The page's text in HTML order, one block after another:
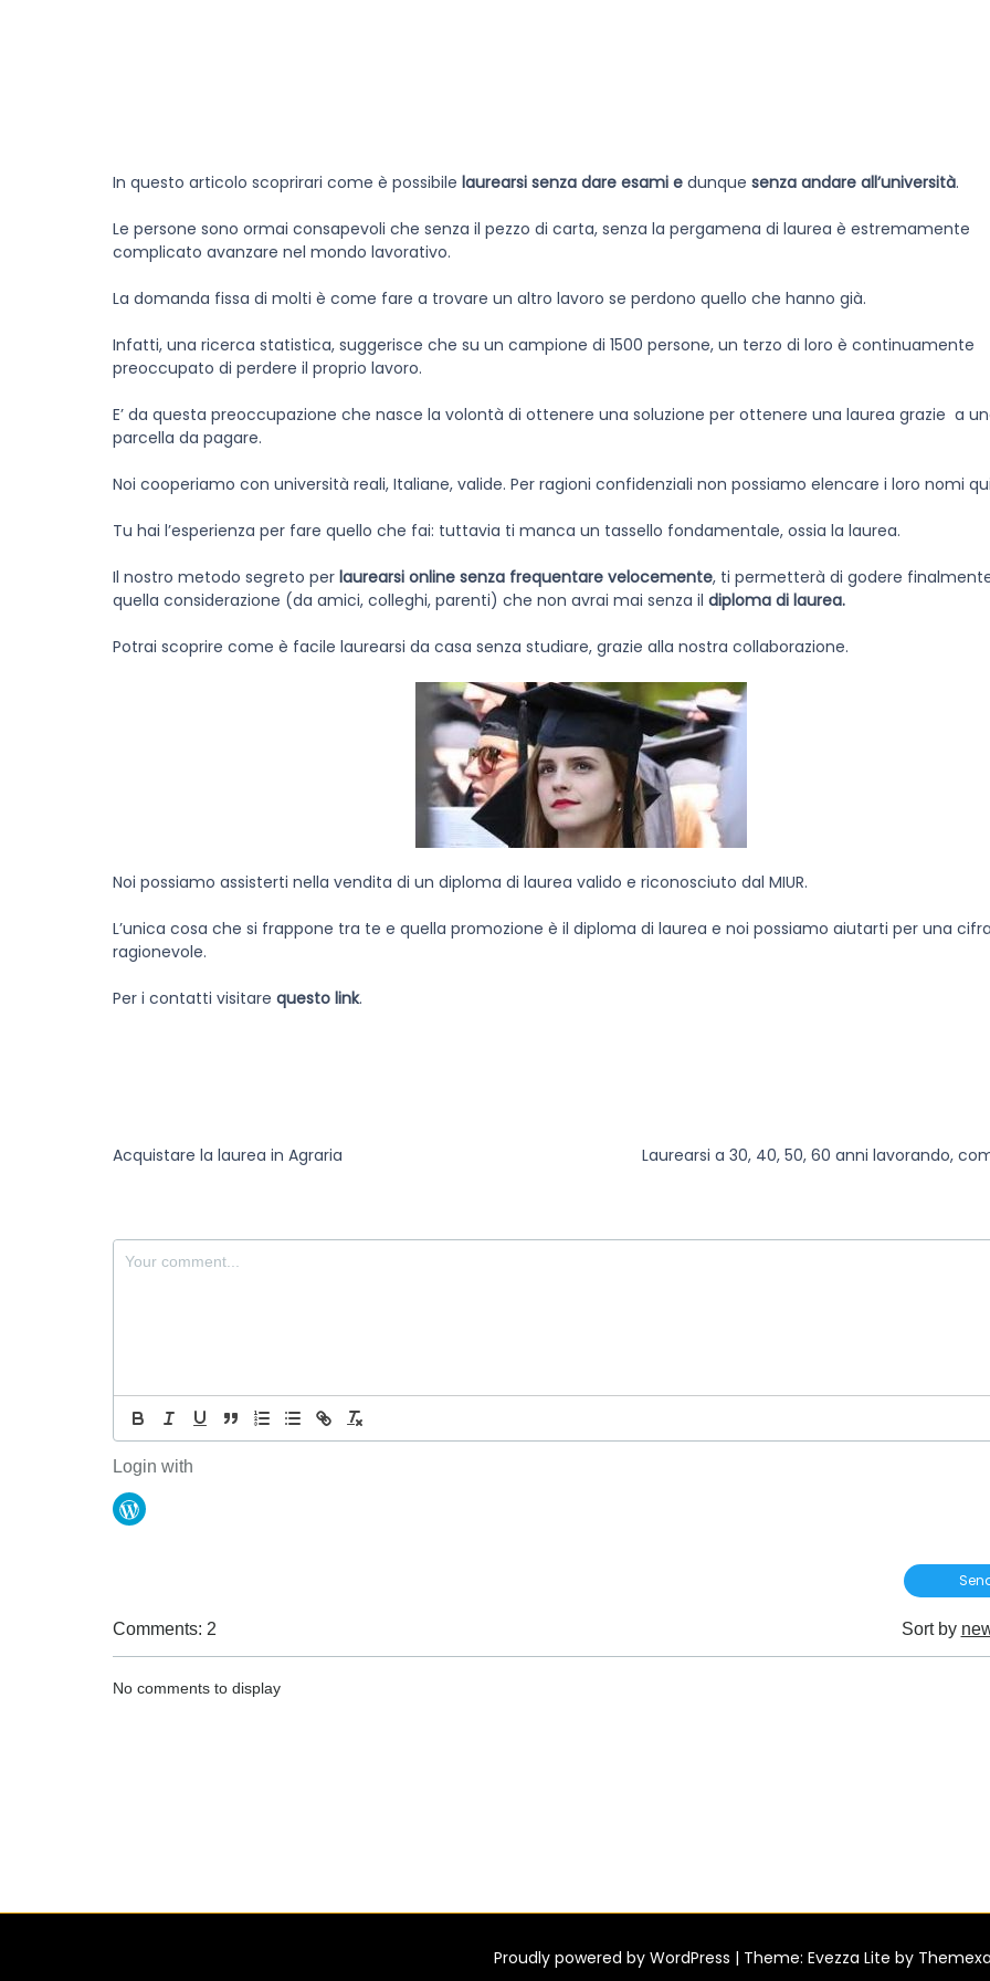
In questo articolo scoprirari come è possibile laurearsi senza dare esami e dunque senza andare all’università.
Le persone sono ormai consapevoli che senza il pezzo di carta, senza la pergamena di laurea è estremamente
complicato avanzare nel mondo lavorativo.
La domanda fissa di molti è come fare a trovare un altro lavoro se perdono quello che hanno già.
Infatti, una ricerca statistica, suggerisce che su un campione di 1500 persone, un terzo di loro è continuamente
preoccupato di perdere il proprio lavoro.
E’ da questa preoccupazione che nasce la volontà di ottenere una soluzione per ottenere una laurea grazie a
parcella da pagare.
Noi cooperiamo con università reali, Italiane, valide. Per ragioni confidenziali non possiamo elencare i loro nomi
Tu hai l’esperienza per fare quello che fai: tuttavia ti manca un tassello fondamentale, ossia la laurea.
Il nostro metodo segreto per laurearsi online senza frequentare velocemente, ti permetterà di godere
quella considerazione (da amici, colleghi, parenti) che non avrai mai senza il diploma di laurea.
Potrai scoprire come è facile laurearsi da casa senza studiare, grazie alla nostra collaborazione.
Noi possiamo assisterti nella vendita di un diploma di laurea valido e riconosciuto dal MIUR.
L’unica cosa che si frappone tra te e quella promozione è il diploma di laurea e noi possiamo aiutarti per una
ragionevole.
Per i contatti visitare questo link.
Navigazione
articoli
Acquistare la laurea in Agraria Laurearsi a 30, 40, 50, 60 anni lavorando,
Login with
Comments: 2 Sort by
No comments to display
Proudly powered by WordPress | Theme: Evezza Lite by